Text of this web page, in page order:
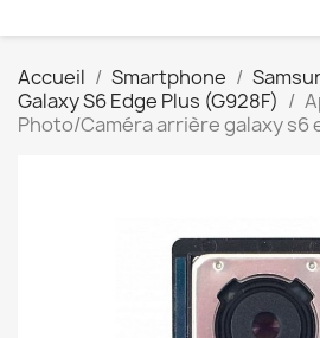
Accueil Smartphone
Galaxy S6 Edge Plus (G928F)
Photo/Caméra arrière galaxy s6